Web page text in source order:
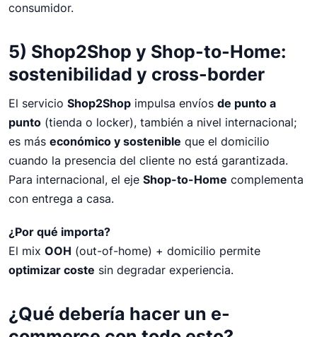
consumidor.
5) Shop2Shop y Shop-to-Home:
sostenibilidad y cross-border
El servicio Shop2Shop impulsa envíos de punto a
punto (tienda o locker), también a nivel internacional;
es más económico y sostenible que el domicilio
cuando la presencia del cliente no está garantizada.
Para internacional, el eje Shop-to-Home complementa
con entrega a casa.
¿Por qué importa?
El mix OOH (out-of-home) + domicilio permite
optimizar coste sin degradar experiencia.
¿Qué debería hacer un e-